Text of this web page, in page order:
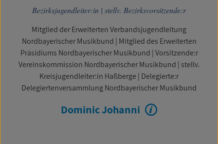
Bezirksjugendleiter:in | stellv. Bezirksvorsitzende:r
Mitglied der Erweiterten Verbandsjugendleitung
Nordbayerischer Musikbund | Mitglied des Erweiterten
Präsidiums Nordbayerischer Musikbund |Vorsitzende:r
Vereinskommission Nordbayerischer Musikbund | stellv.
Kreisjugendleiter:in Haßberge| Delegierte:r
Delegiertenversammlung Nordbayerischer Musikbund
Dominic Johanni